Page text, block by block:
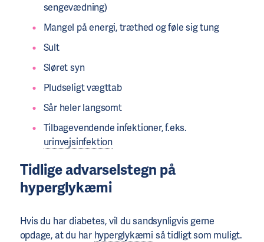
sengevædning)
Mangel på energi, træthed og føle sig tung
Sult
Sløret syn
Pludseligt vægttab
Sår heler langsomt
Tilbagevendende infektioner, f.eks.
urinvejsinfektion
Tidlige advarselstegn på
hyperglykæmi
Hvis du har diabetes, vil du sandsynligvis gerne
opdage, at du har hyperglykæmi så tidligt som muligt.